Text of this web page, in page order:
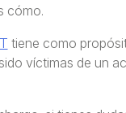
cómo.
tiene como
víctimas de un